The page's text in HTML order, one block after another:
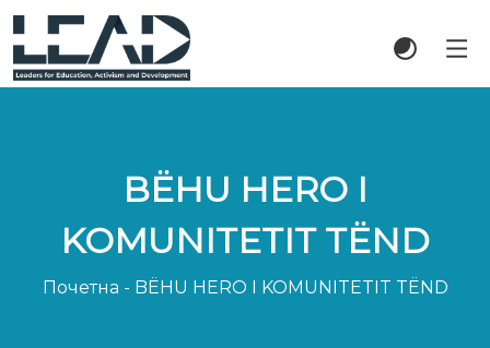
BËHU HERO I
KOMUNITETIT TËND
Почетна - BËHU HERO I KOMUNITETIT TËND